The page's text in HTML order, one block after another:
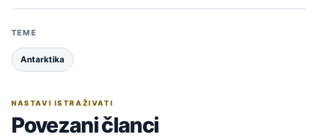
TEME
Antarktika
NASTAVI ISTRAŽIVATI
Povezani članci